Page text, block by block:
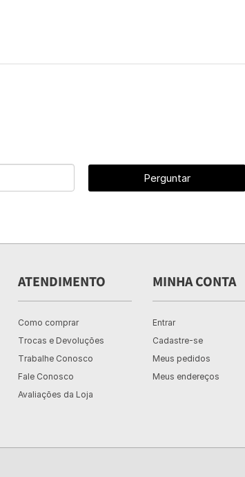
Perguntar
ATENDIMENTO
Como comprar
Trocas e Devoluções
Trabalhe Conosco
Fale Conosco
Avaliações da Loja
MINHA CONTA
Entrar
Cadastre-se
Meus pedidos
Meus endereços